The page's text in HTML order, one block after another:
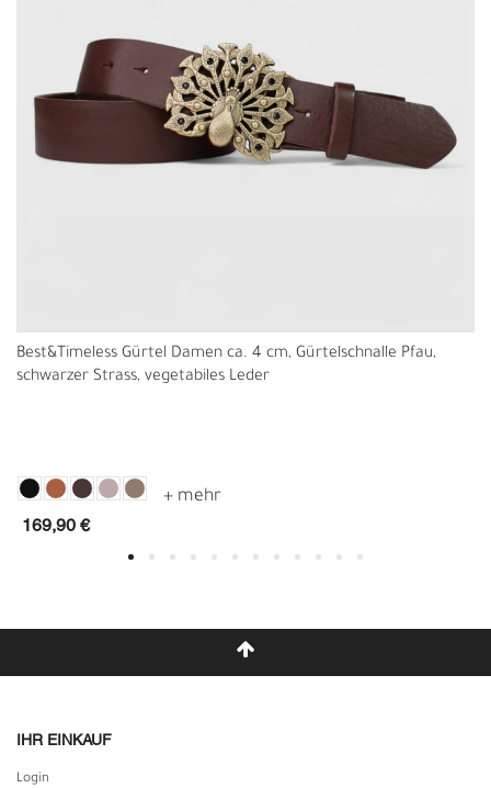
Best&Timeless Gürtel Damen ca. 4 cm, Gürtelschnalle Pfau,
schwarzer Strass, vegetabiles Leder
169,90 €
IHR EINKAUF
Login